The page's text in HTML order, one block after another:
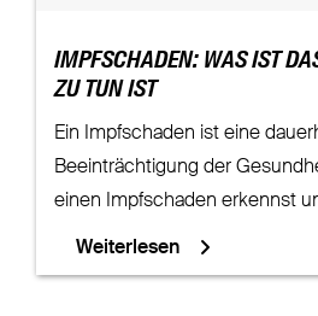
IMPFSCHADEN: WAS IST
ZU TUN IST
Ein Impfschaden ist eine
Beeinträchtigung der
einen Impfschaden erkennst
Weiterlesen